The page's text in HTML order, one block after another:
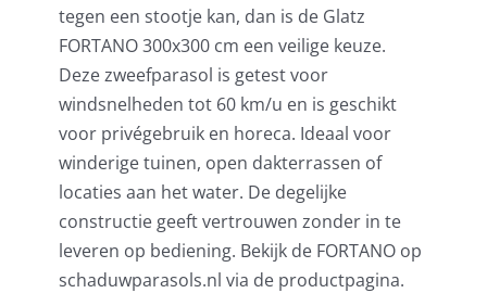
tegen een stootje kan, dan is de Glatz
FORTANO 300x300 cm een veilige keuze.
Deze zweefparasol is getest voor
windsnelheden tot 60 km/u en is geschikt
voor privégebruik en horeca. Ideaal voor
winderige tuinen, open dakterrassen of
locaties aan het water. De degelijke
constructie geeft vertrouwen zonder in te
leveren op bediening. Bekijk de FORTANO op
schaduwparasols.nl via de productpagina.